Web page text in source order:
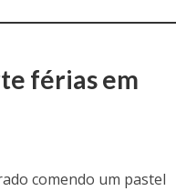
férias em
comendo um pastel